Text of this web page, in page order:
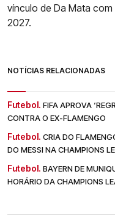
vínculo de Da Mata com
2027.
NOTÍCIAS RELACIONADAS
Futebol. FIFA APROVA
CONTRA O EX-FLAMENGO
Futebol. CRIA DO
DO MESSI NA CHAMPIONS
Futebol. BAYERN DE
HORÁRIO DA CHAMPIONS